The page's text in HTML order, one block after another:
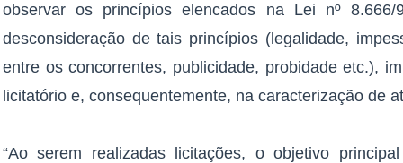
observar os princípios elencados na Lei nº
desconsideração de tais princípios (legalidade,
entre os concorrentes, publicidade, probidade etc.),
licitatório e, consequentemente, na caracterização de
“Ao serem realizadas licitações, o objetivo